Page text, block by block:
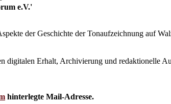
e.V.'
der Geschichte der Tonaufzeichnung auf
digitalen Erhalt, Archivierung und redaktionelle
hinterlegte Mail-Adresse.